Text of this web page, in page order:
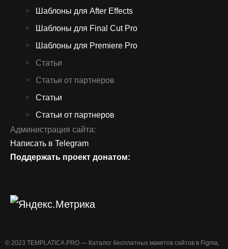
Шаблоны для After Effects
Шаблоны для Final Cut Pro
Шаблоны для Premiere Pro
Статьи
Статьи от партнеров
Статьи
Статьи от партнеров
Администрация сайта:
Написать в Telegram
Поддержать проект донатом:
©️ 2023 TEMPLATICA.PRO — Каталог бесплатных макетов сайтов в Figma,